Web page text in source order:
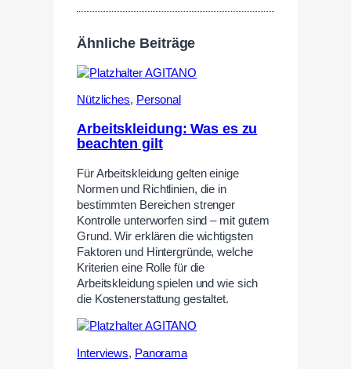
Ähnliche Beiträge
Nützliches, Personal
Arbeitskleidung: Was es zu
beachten gilt
Für Arbeitskleidung gelten einige
Normen und Richtlinien, die in
bestimmten Bereichen strenger
Kontrolle unterworfen sind – mit gutem
Grund. Wir erklären die wichtigsten
Faktoren und Hintergründe, welche
Kriterien eine Rolle für die
Arbeitskleidung spielen und wie sich
die Kostenerstattung gestaltet.
Interviews, Panorama